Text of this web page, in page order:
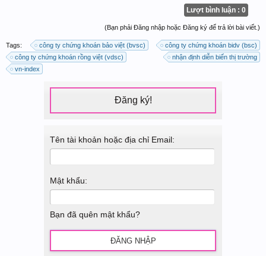
Lượt bình luận : 0
(Bạn phải Đăng nhập hoặc Đăng ký để trả lời bài viết.)
Tags: công ty chứng khoán bảo việt (bvsc)
công ty chứng khoán bidv (bsc)
công ty chứng khoán rồng việt (vdsc)
nhận định diễn biến thị trường
vn-index
Đăng ký!
Tên tài khoản hoặc địa chỉ Email:
Mật khẩu:
Bạn đã quên mật khẩu?